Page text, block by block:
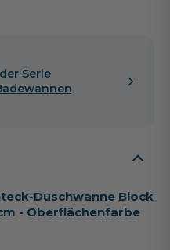
Serie
Duschwanne Block
- Oberflächenfarbe